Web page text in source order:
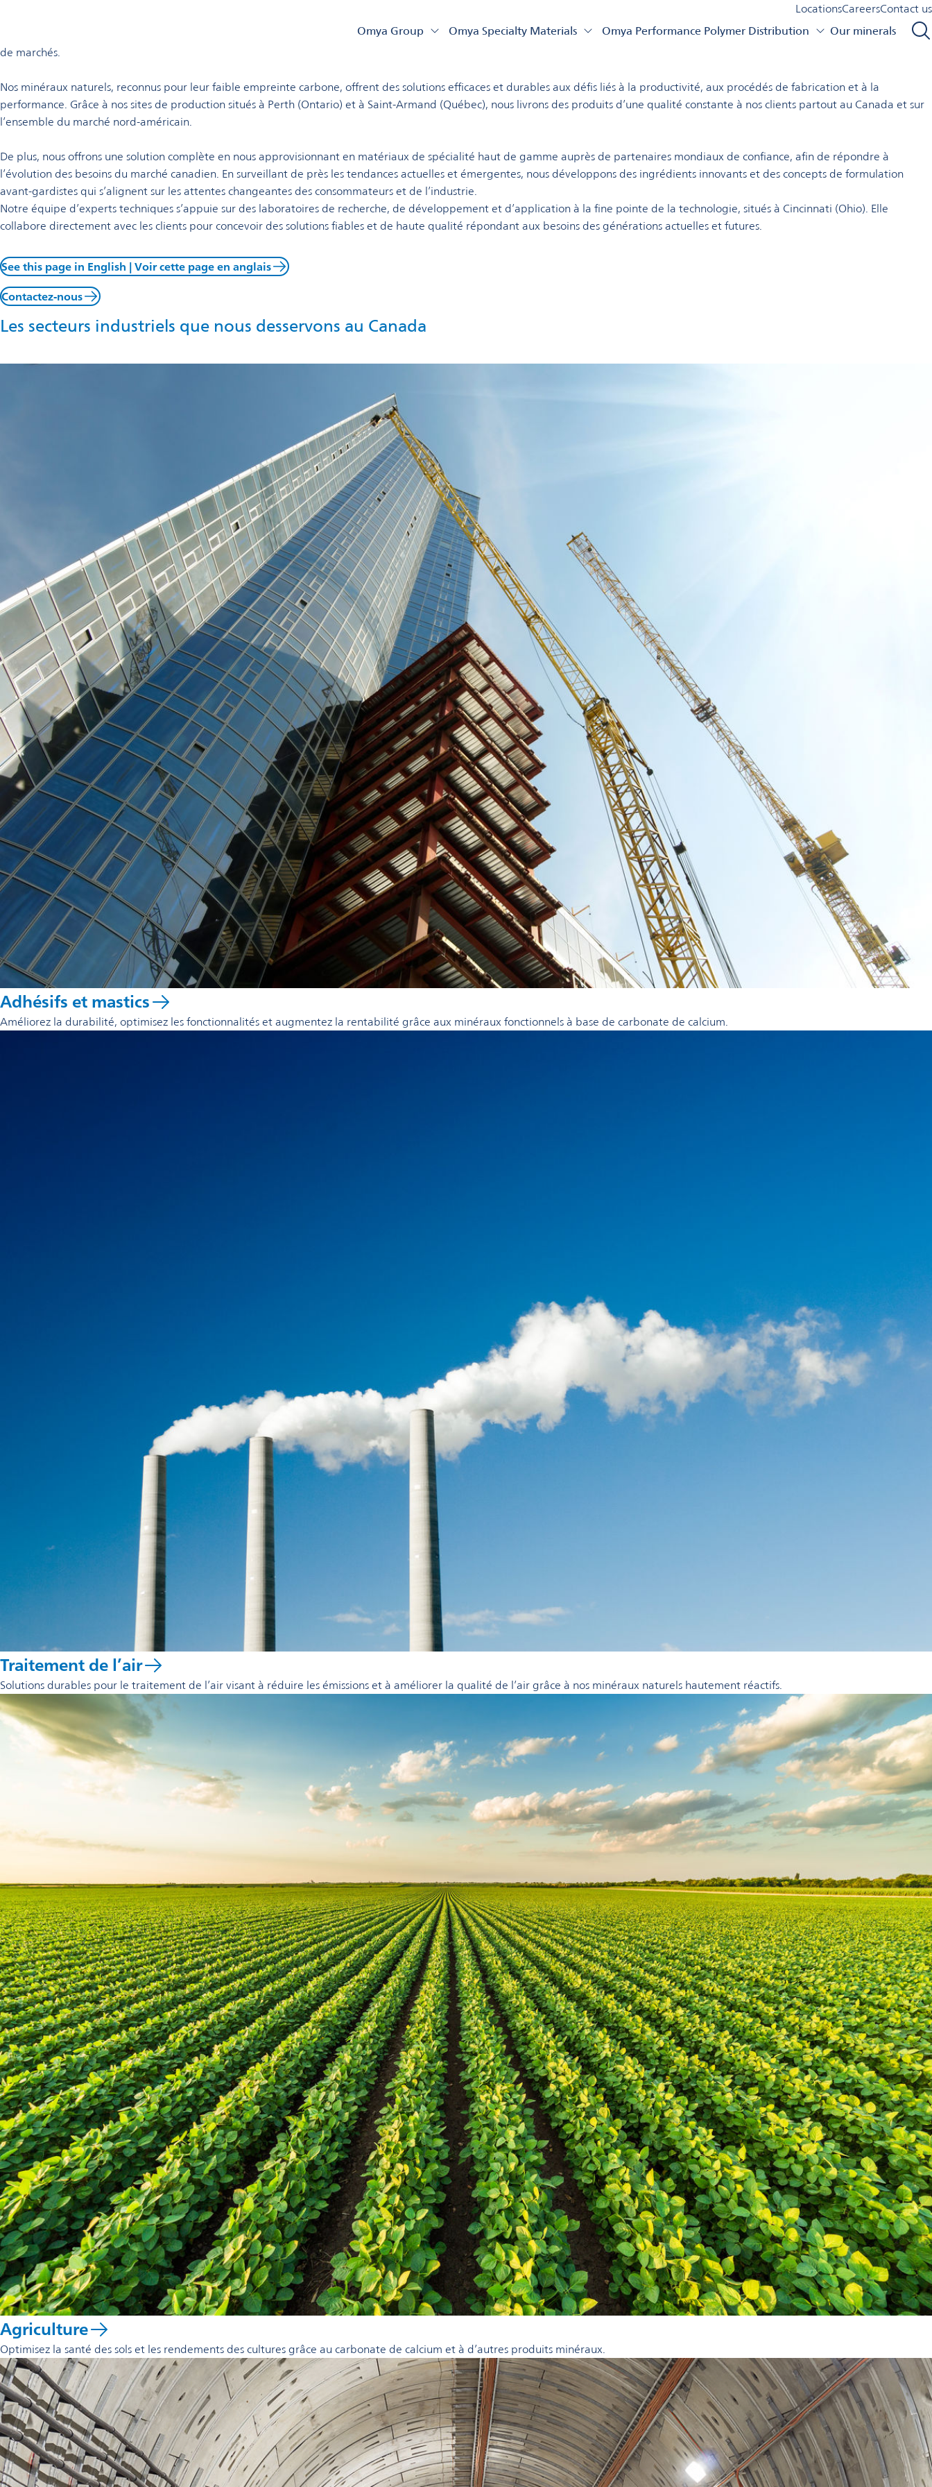
LocationsCareersContact us
Omya Group
Omya Specialty Materials Omya Performance Polymer Distribution Our minerals
Omya est un producteur mondial de premier plan de minéraux essentiels de même qu’un distributeur international de matériaux de spécialité, au service d’une vaste gamme de clients et
de marchés.
Nos minéraux naturels, reconnus pour leur faible empreinte carbone, offrent des solutions efficaces et durables aux défis liés à la productivité, aux procédés de fabrication et à la
performance. Grâce à nos sites de production situés à Perth (Ontario) et à Saint-Armand (Québec), nous livrons des produits d’une qualité constante à nos clients partout au Canada et sur
l’ensemble du marché nord-américain.
De plus, nous offrons une solution complète en nous approvisionnant en matériaux de spécialité haut de gamme auprès de partenaires mondiaux de confiance, afin de répondre à
l’évolution des besoins du marché canadien. En surveillant de près les tendances actuelles et émergentes, nous développons des ingrédients innovants et des concepts de formulation
avant-gardistes qui s’alignent sur les attentes changeantes des consommateurs et de l’industrie.
Notre équipe d’experts techniques s’appuie sur des laboratoires de recherche, de développement et d’application à la fine pointe de la technologie, situés à Cincinnati (Ohio). Elle
collabore directement avec les clients pour concevoir des solutions fiables et de haute qualité répondant aux besoins des générations actuelles et futures.
See this page in English | Voir cette page en anglais
Contactez-nous
Les secteurs industriels que nous desservons au Canada
Adhésifs et mastics
Améliorez la durabilité, optimisez les fonctionnalités et augmentez la rentabilité grâce aux minéraux fonctionnels à base de carbonate de calcium.
Traitement de l’air
Solutions durables pour le traitement de l’air visant à réduire les émissions et à améliorer la qualité de l’air grâce à nos minéraux naturels hautement réactifs.
Agriculture
Optimisez la santé des sols et les rendements des cultures grâce au carbonate de calcium et à d’autres produits minéraux.